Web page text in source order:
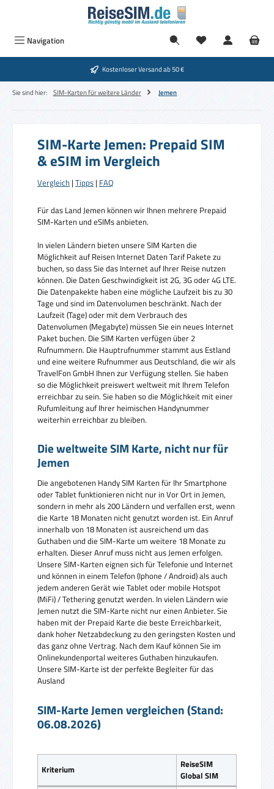
Zum Hauptinhalt springen
Navigation
Kostenloser Versand ab 50 €
Sie sind hier: SIM-Karten für weitere Länder Jemen
SIM-Karte Jemen: Prepaid SIM
& eSIM im Vergleich
Vergleich | Tipps | FAQ
Für das Land Jemen können wir Ihnen mehrere Prepaid
SIM-Karten und eSIMs anbieten.
In vielen Ländern bieten unsere SIM Karten die
Möglichkeit auf Reisen Internet Daten Tarif Pakete zu
buchen, so dass Sie das Internet auf Ihrer Reise nutzen
können. Die Daten Geschwindigkeit ist 2G, 3G oder 4G LTE.
Die Datenpakekte haben eine mögliche Laufzeit bis zu 30
Tage und sind im Datenvolumen beschränkt. Nach der
Laufzeit (Tage) oder mit dem Verbrauch des
Datenvolumen (Megabyte) müssen Sie ein neues Internet
Paket buchen. Die SIM Karten verfügen über 2
Rufnummern. Die Hauptrufnummer stammt aus Estland
und eine weitere Rufnummer aus Deutschland, die wir als
TravelFon GmbH Ihnen zur Verfügung stellen. Sie haben
so die Möglichkeit preiswert weltweit mit Ihrem Telefon
erreichbar zu sein. Sie haben so die Möglichkeit mit einer
Rufumleitung auf Ihrer heimischen Handynummer
weiterhin erreichbar zu bleiben.
Die weltweite SIM Karte, nicht nur für
Jemen
Die angebotenen Handy SIM Karten für Ihr Smartphone
oder Tablet funktionieren nicht nur in Vor Ort in Jemen,
sondern in mehr als 200 Ländern und verfallen erst, wenn
die Karte 18 Monaten nicht genutzt worden ist. Ein Anruf
innerhalb von 18 Monaten ist ausreichend um das
Guthaben und die SIM-Karte um weitere 18 Monate zu
erhalten. Dieser Anruf muss nicht aus Jemen erfolgen.
Unsere SIM-Karten eignen sich für Telefonie und Internet
und können in einem Telefon (Iphone / Android) als auch
jedem anderen Gerät wie Tablet oder mobile Hotspot
(MiFi) / Tethering genutzt werden. In vielen Ländern wie
Jemen nutzt die SIM-Karte nicht nur einen Anbieter. Sie
haben mit der Prepaid Karte die beste Erreichbarkeit,
dank hoher Netzabdeckung zu den geringsten Kosten und
das ganz ohne Vertrag. Nach dem Kauf können Sie im
Onlinekundenportal weiteres Guthaben hinzukaufen.
Unsere SIM-Karte ist der perfekte Begleiter für das
Ausland
SIM-Karte Jemen vergleichen (Stand:
06.08.2026)
Kriterium
ReiseSIM
Global SIM